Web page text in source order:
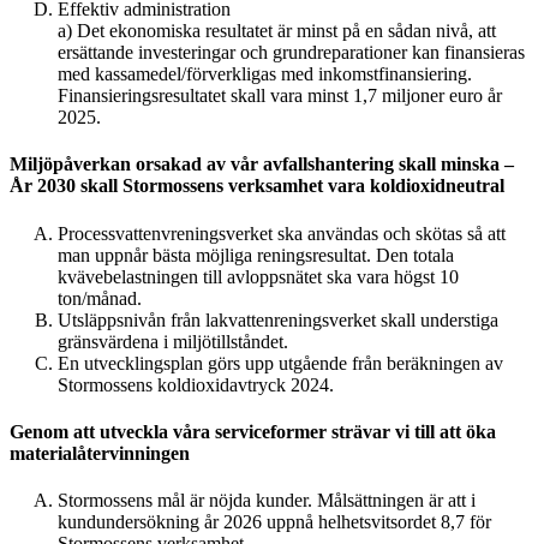
Effektiv administration
a) Det ekonomiska resultatet är minst på en sådan nivå, att
ersättande investeringar och grundreparationer kan finansieras
med kassamedel/förverkligas med inkomstfinansiering.
Finansieringsresultatet skall vara minst 1,7 miljoner euro år
2025.
Miljöpåverkan orsakad av vår avfallshantering skall minska –
År 2030 skall Stormossens verksamhet vara koldioxidneutral
Processvattenvreningsverket ska användas och skötas så att
man uppnår bästa möjliga reningsresultat. Den totala
kvävebelastningen till avloppsnätet ska vara högst 10
ton/månad.
Utsläppsnivån från lakvattenreningsverket skall understiga
gränsvärdena i miljötillståndet.
En utvecklingsplan görs upp utgående från beräkningen av
Stormossens koldioxidavtryck 2024.
Genom att utveckla våra serviceformer strävar vi till att öka
materialåtervinningen
Stormossens mål är nöjda kunder. Målsättningen är att i
kundundersökning år 2026 uppnå helhetsvitsordet 8,7 för